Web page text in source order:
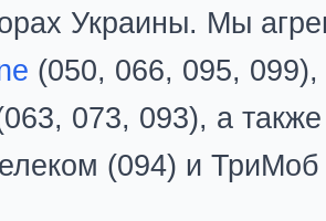
Украины. Мы
(050, 066, 095, 099),
073, 093), а
(094) и ТриМоб